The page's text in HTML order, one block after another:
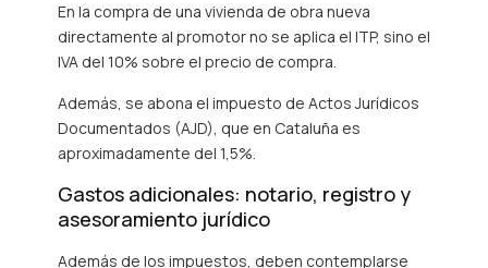
En la compra de una vivienda de obra nueva
directamente al promotor no se aplica el ITP, sino el
IVA del 10% sobre el precio de compra.
Además, se abona el impuesto de Actos Jurídicos
Documentados (AJD), que en Cataluña es
aproximadamente del 1,5%.
Gastos adicionales: notario, registro y
asesoramiento jurídico
Además de los impuestos, deben contemplarse